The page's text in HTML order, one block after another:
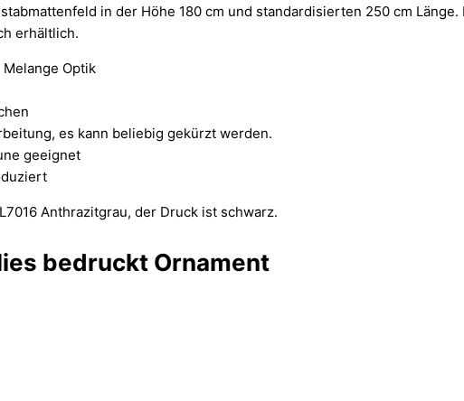
in der Höhe 180 cm und standardisierten 250 cm
erhältlich.
Optik
es kann beliebig gekürzt werden.
geeignet
Anthrazitgrau, der Druck ist schwarz.
bedruckt Ornament